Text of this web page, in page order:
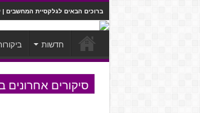
ברוכים הבאים לגלקסיית המחשבים | יום ראשון ,
חדשות
סיקורים אחרונים